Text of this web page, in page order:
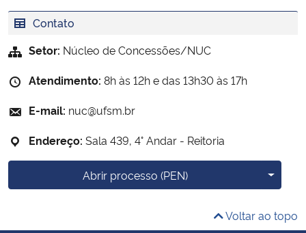
Contato
Setor: Núcleo de Concessões/NUC
Atendimento: 8h às 12h e das 13h30 às 17h
E-mail: nuc@ufsm.br
Endereço: Sala 439, 4° Andar - Reitoria
Abrir processo (PEN) Mais
Voltar ao topo